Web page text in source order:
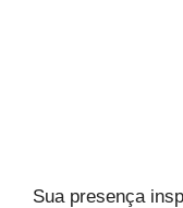
Sua presença